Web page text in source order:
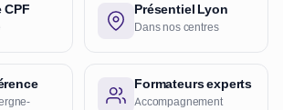
Présentiel Lyon
Dans nos centres
Formateurs experts
Accompagnement